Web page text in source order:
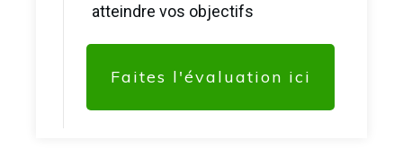
atteindre vos objectifs
Faites l'évaluation ici